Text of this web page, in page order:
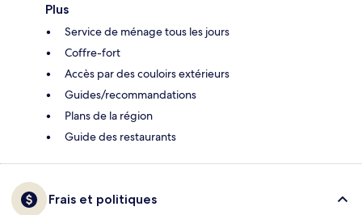
Plus
Service de ménage tous les jours
Coffre-fort
Accès par des couloirs extérieurs
Guides/recommandations
Plans de la région
Guide des restaurants
Frais et politiques